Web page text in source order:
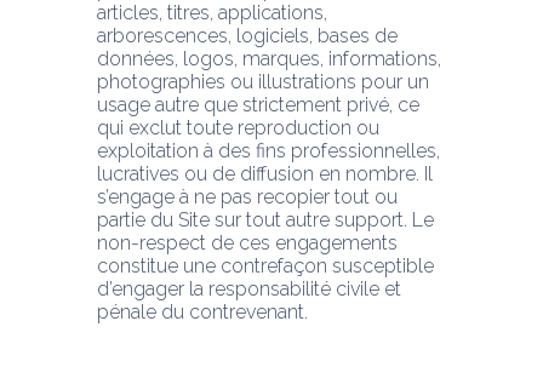
articles, titres, applications,
arborescences, logiciels, bases de
données, logos, marques, informations,
photographies ou illustrations pour un
usage autre que strictement privé, ce
qui exclut toute reproduction ou
exploitation à des fins professionnelles,
lucratives ou de diffusion en nombre. Il
s’engage à ne pas recopier tout ou
partie du Site sur tout autre support. Le
non-respect de ces engagements
constitue une contrefaçon susceptible
d’engager la responsabilité civile et
pénale du contrevenant.